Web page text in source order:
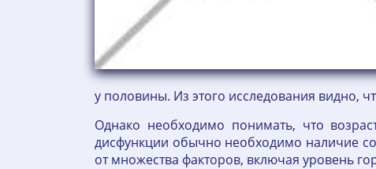
у половины. Из этого исследования видно,
Однако необходимо понимать, что
дисфункции обычно необходимо наличие
от множества факторов, включая уровень